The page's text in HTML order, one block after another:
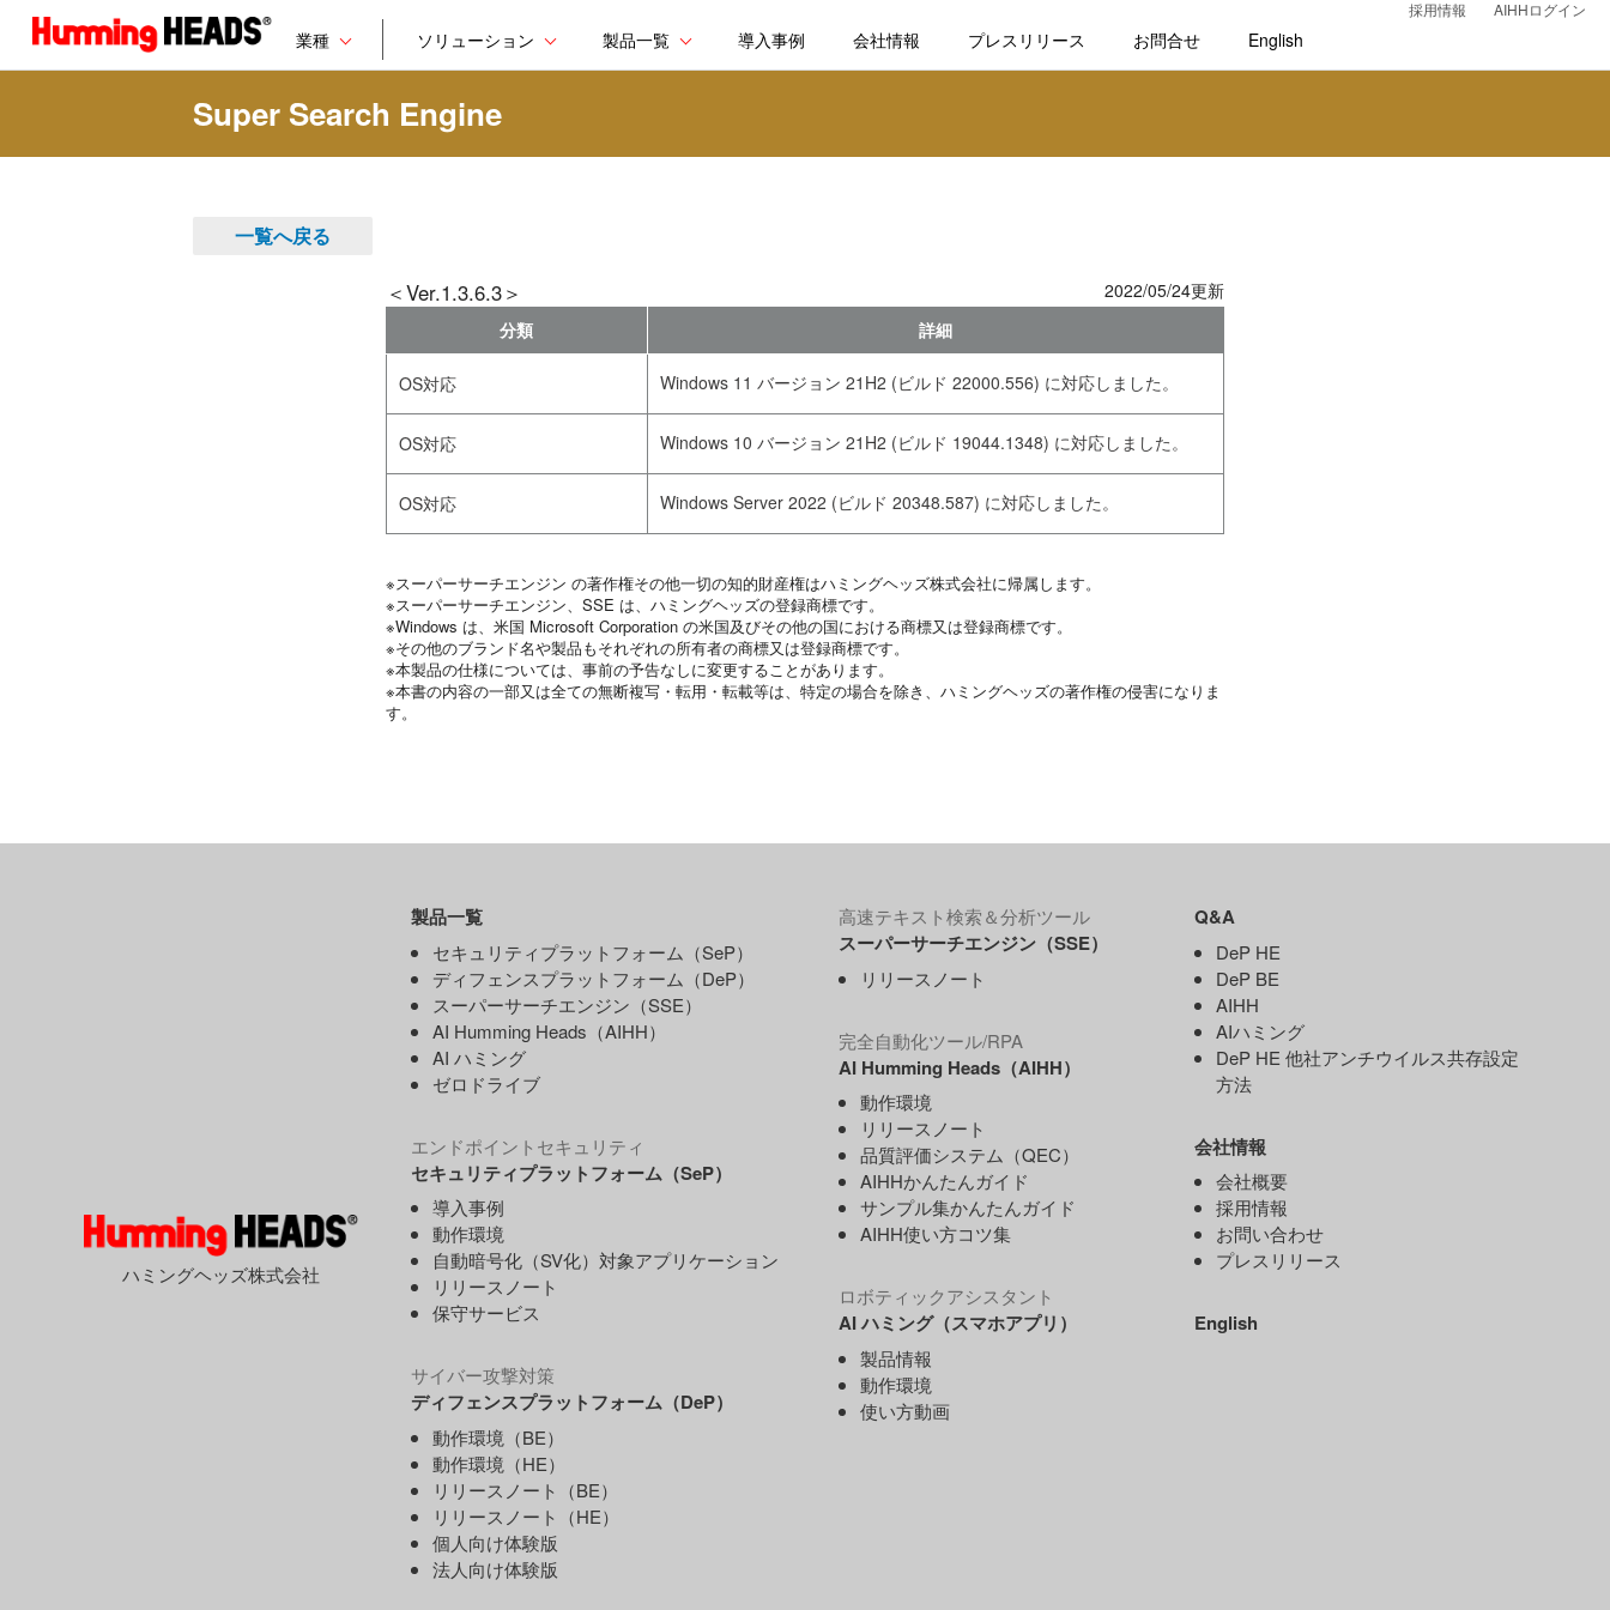
採用情報 AIHHログイン
業種 ソリューション 製品一覧 導入事例 会社情報 プレスリリース お問合せ English
Super Search Engine
一覧へ戻る
＜Ver.1.3.6.3＞
2022/05/24更新
分類
詳細
OS対応 Windows 11 バージョン 21H2 (ビルド 22000.556) に対応しました。
OS対応 Windows 10 バージョン 21H2 (ビルド 19044.1348) に対応しました。
OS対応 Windows Server 2022 (ビルド 20348.587) に対応しました。
※スーパーサーチエンジン の著作権その他一切の知的財産権はハミングヘッズ株式会社に帰属します。
※スーパーサーチエンジン、SSE は、ハミングヘッズの登録商標です。
※Windows は、米国 Microsoft Corporation の米国及びその他の国における商標又は登録商標です。
※その他のブランド名や製品もそれぞれの所有者の商標又は登録商標です。
※本製品の仕様については、事前の予告なしに変更することがあります。
※本書の内容の一部又は全ての無断複写・転用・転載等は、特定の場合を除き、ハミングヘッズの著作権の侵害になりま
す。
ハミングヘッズ株式会社
製品一覧
セキュリティプラットフォーム（SeP）
ディフェンスプラットフォーム（DeP）
スーパーサーチエンジン（SSE）
AI Humming Heads（AIHH）
AI ハミング
ゼロドライブ
エンドポイントセキュリティ
セキュリティプラットフォーム（SeP）
導入事例
動作環境
自動暗号化（SV化）対象アプリケーション
リリースノート
保守サービス
サイバー攻撃対策
ディフェンスプラットフォーム（DeP）
動作環境（BE）
動作環境（HE）
リリースノート（BE）
リリースノート（HE）
個人向け体験版
法人向け体験版
高速テキスト検索＆分析ツール
スーパーサーチエンジン（SSE）
リリースノート
完全自動化ツール/RPA
AI Humming Heads（AIHH）
動作環境
リリースノート
品質評価システム（QEC）
AIHHかんたんガイド
サンプル集かんたんガイド
AIHH使い方コツ集
ロボティックアシスタント
AI ハミング（スマホアプリ）
製品情報
動作環境
使い方動画
Q&A
DeP HE
DeP BE
AIHH
AIハミング
DeP HE 他社アンチウイルス共存設定
方法
会社情報
会社概要
採用情報
お問い合わせ
プレスリリース
English